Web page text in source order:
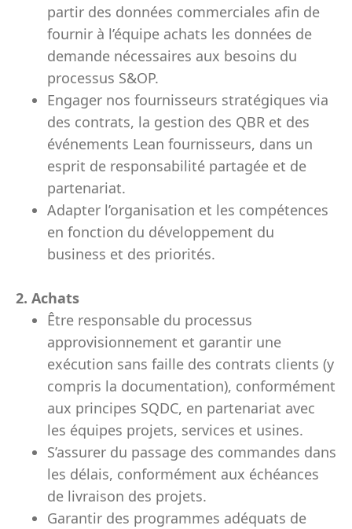
partir des données commerciales afin de
fournir à l’équipe achats les données de
demande nécessaires aux besoins du
processus S&OP.
Engager nos fournisseurs stratégiques via
des contrats, la gestion des QBR et des
événements Lean fournisseurs, dans un
esprit de responsabilité partagée et de
partenariat.
Adapter l’organisation et les compétences
en fonction du développement du
business et des priorités.
2. Achats
Être responsable du processus
approvisionnement et garantir une
exécution sans faille des contrats clients (y
compris la documentation), conformément
aux principes SQDC, en partenariat avec
les équipes projets, services et usines.
S’assurer du passage des commandes dans
les délais, conformément aux échéances
de livraison des projets.
Garantir des programmes adéquats de